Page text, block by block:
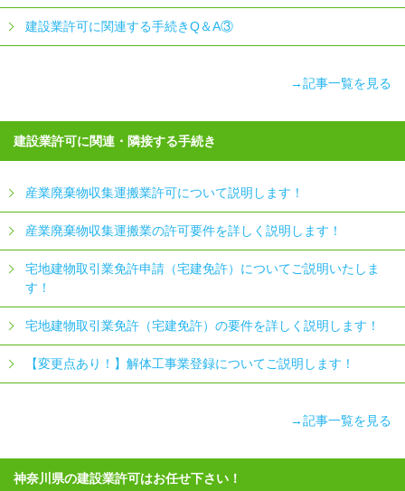
建設業許可に関連する手続きQ＆A③
→記事一覧を見る
建設業許可に関連・隣接する手続き
産業廃棄物収集運搬業許可について説明します！
産業廃棄物収集運搬業の許可要件を詳しく説明します！
宅地建物取引業免許申請（宅建免許）についてご説明いたしま
す！
宅地建物取引業免許（宅建免許）の要件を詳しく説明します！
【変更点あり！】解体工事業登録についてご説明します！
→記事一覧を見る
神奈川県の建設業許可はお任せ下さい！